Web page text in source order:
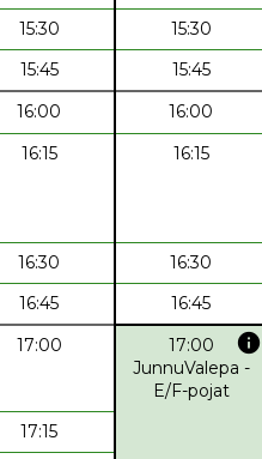
15:30 15:30
15:45 15:45
16:00 16:00
16:15 16:15
16:30 16:30
16:45 16:45
17:00 17:00 info
JunnuValepa -
E/F-pojat
17:15